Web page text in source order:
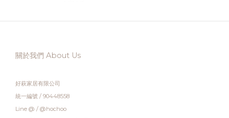
關於我們 About Us
好萩家居有限公司
統一編號 / 90448558
Line @ / @hochoo